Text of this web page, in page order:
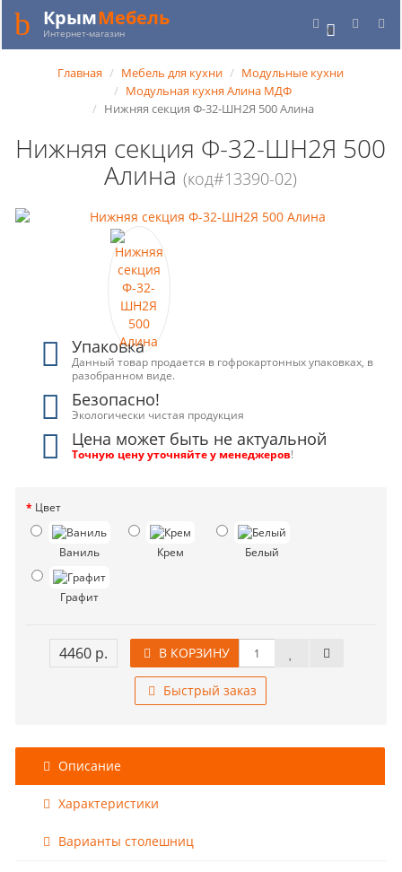
0
КрымМебель
Интернет-магазин
Главная Мебель для кухни
Модульные кухни
Модульная кухня Алина МДФ
Нижняя секция Ф-32-ШН2Я 500 Алина
Нижняя секция Ф-32-ШН2Я 500
Алина(код#13390-02)
Упаковка
Данный товар продается в гофрокартонных упаковках, в
разобранном виде.
Безопасно!
Экологически чистая продукция
Цена может быть не актуальной
Точную цену уточняйте у менеджеров!
Цвет
Ваниль Крем Белый
Графит
4460 р. В КОРЗИНУ
Быстрый заказ
Описание
Характеристики
Варианты столешниц